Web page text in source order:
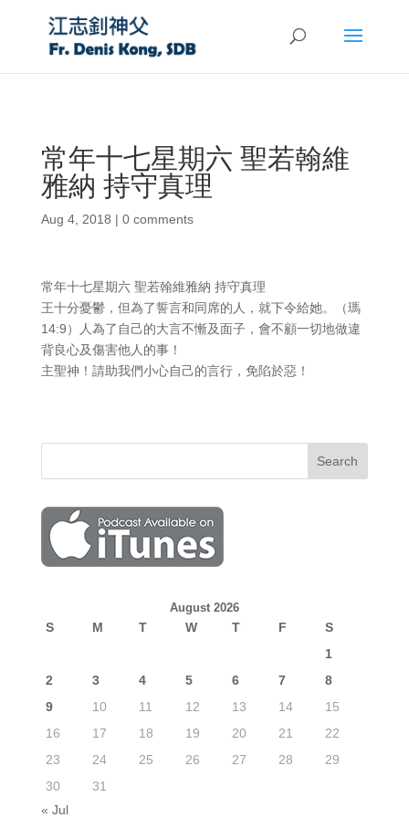
常年十七星期六 聖若翰維
雅納 持守真理
Aug 4, 2018 | 0 comments
常年十七星期六 聖若翰維雅納 持守真理
王十分憂鬱，但為了誓言和同席的人，就下令給她。（瑪
14:9）人為了自己的大言不慚及面子，會不顧一切地做違
背良心及傷害他人的事！
主聖神！請助我們小心自己的言行，免陷於惡！
August 2026
S M T W T F
S
1
2
3 4 5 6 7
8
9
10 11 12 13 14
15
16
17 18 19 20 21
22
23
24 25 26 27 28
29
30
31
« Jul